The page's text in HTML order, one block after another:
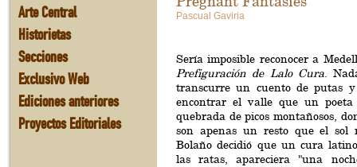
Arte Central
Historietas
Secciones
Exclusivo Web
Ediciones anteriores
Proyectos Editoriales
Pascual Gaviria
Sería imposible reconocer a
Prefiguración de Lalo Cura.
transcurre un cuento de putas
encontrar el valle que un poeta
quebrada de picos montañosos,
son apenas un resto que el sol
Bolaño decidió que un cura
las ratas, apareciera "una